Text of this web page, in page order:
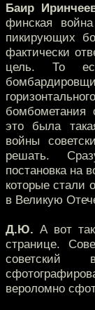
Баир
финская
пикирующих
фактически
цель. То
бомбометания
это была
войны
решать.
постановка на
которые
в Великую
Д.Ю. А вот
странице.
советский
вероломно